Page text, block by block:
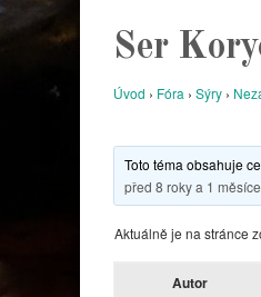
Ser
Úvod › Fóra › Sýry ›
Toto téma obsahuje
před 8 roky a 1
Aktuálně je na stránce
Autor